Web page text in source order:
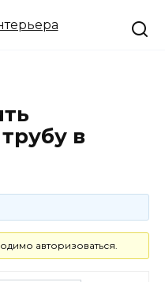
в
авторизоваться.